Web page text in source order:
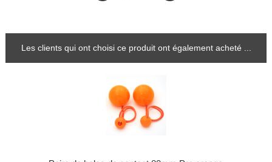
Les clients qui ont choisi ce produit ont également acheté ...